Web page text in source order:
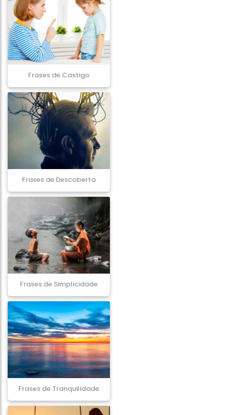
Frases de Castigo
Frases de Descoberta
Frases de Simplicidade
Frases de Tranquilidade